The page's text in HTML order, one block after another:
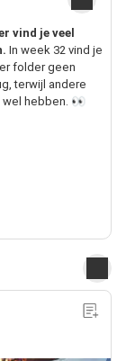
vind je veel
In week 32 vind je
folder geen
terwijl andere
hebben. 👀